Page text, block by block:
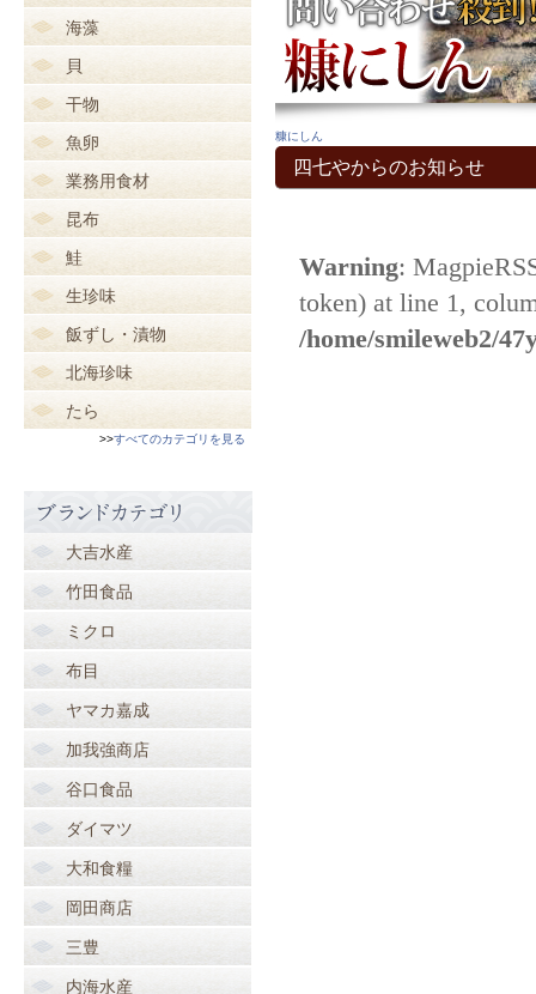
糠にしん
四七やからのお知らせ
海藻
貝
干物
魚卵
業務用食材
昆布
鮭
生珍味
飯ずし・漬物
北海珍味
たら
>>すべてのカテゴリを見る
大吉水産
竹田食品
ミクロ
布目
ヤマカ嘉成
加我強商店
谷口食品
ダイマツ
大和食糧
岡田商店
三豊
内海水産